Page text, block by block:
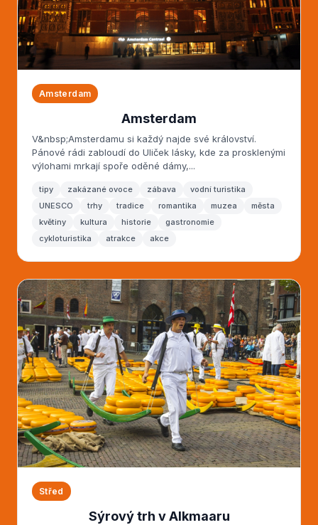
Amsterdam
Amsterdam
V&nbsp;Amsterdamu si každý najde své království.
Pánové rádi zabloudí do Uliček lásky, kde za prosklenými
výlohami mrkají spoře oděné dámy,...
tipy zakázané ovoce zábava
vodní turistika
UNESCO
trhy tradice romantika muzea
města
květiny
kultura historie
gastronomie
cykloturistika
atrakce akce
Střed
Sýrový trh v Alkmaaru